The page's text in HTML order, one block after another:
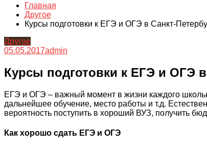
Главная
Другое
Курсы подготовки к ЕГЭ и ОГЭ в Санкт-
Другое
05.05.2017admin
Курсы подготовки к ЕГЭ и ОГЭ в
ЕГЭ и ОГЭ – важный момент в жизни каждого
дальнейшее обучение, место работы и т.д.
вероятность поступить в хороший ВУЗ, получить
Как хорошо сдать ЕГЭ и ОГЭ